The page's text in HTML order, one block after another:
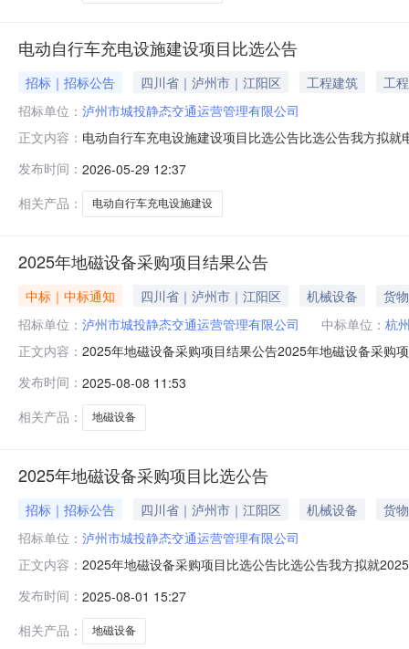
电动自行车充电设施建设项目比选公告
招标｜招标公告 四川省｜泸州市｜江阳区 工程建筑
工程
招标单位： 泸州市城投静态交通运营管理有限公司
正文内容： 电动自行车充电设施建设项目比选公告比选公告我方拟
动自行车充电需求大、接电距离近的室外场所建设5个电
放基本场所设置条件（试行）》配套对应的监
发布时间： 2026-05-29 12:37
相关产品：
电动自行车充电设施建设
2025年地磁设备采购项目结果公告
中标｜中标通知 四川省｜泸州市｜江阳区 机械设备
货物
招标单位： 泸州市城投静态交通运营管理有限公司 中标单位： 杭
正文内容： 2025年地磁设备采购项目结果公告2025年地磁设备采购
州市城投静态交通运营管理有限公司2025年8月8日
发布时间： 2025-08-08 11:53
相关产品：
地磁设备
2025年地磁设备采购项目比选公告
招标｜招标公告 四川省｜泸州市｜江阳区 机械设备
货物
招标单位： 泸州市城投静态交通运营管理有限公司
正文内容： 2025年地磁设备采购项目比选公告比选公告我方拟就
个，带外壳500个，并提供五年设备通讯所需物联网或
供货周期：合同签订之
发布时间： 2025-08-01 15:27
相关产品：
地磁设备